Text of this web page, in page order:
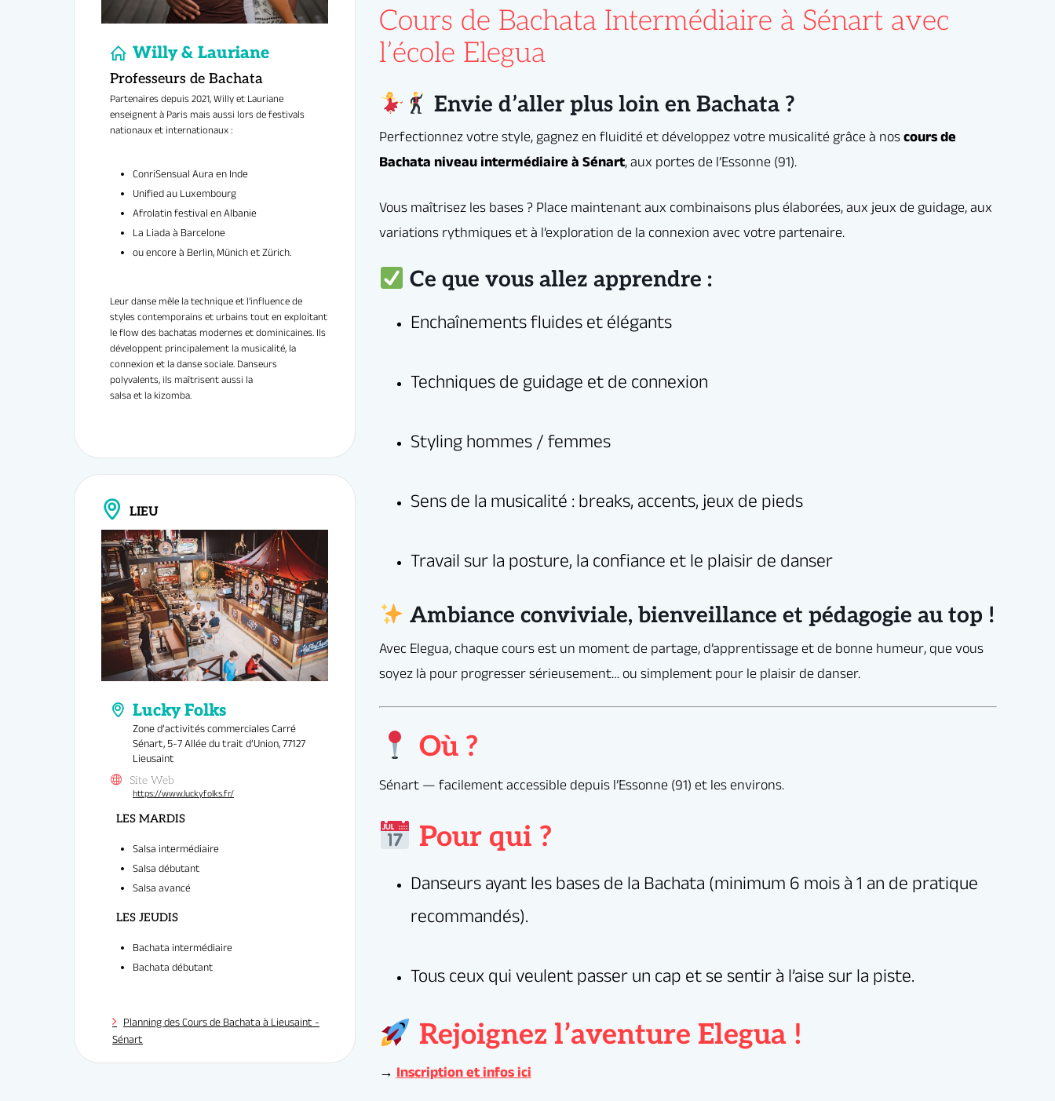
Professeurs de Bachata
enseignent à Paris mais aussi lors de festivals
nationaux et internationaux :
ConriSensual Aura en Inde
Unified au Luxembourg
Afrolatin festival en Albanie
La Liada à Barcelone
Leur danse mêle la technique et l’influence de
styles contemporains et urbains tout en exploitant
LIEU
Zone d’activités commerciales Carré
Sénart, 5-7 Allée du trait d’Union, 77127
Lieusaint
Site Web
https://www.luckyfolks.fr/
Salsa intermédiaire
Salsa avancé
Planning des Cours de Bachata à Lieusaint -
Sénart
Cours de Bachata Intermédiaire à Sénart avec
l’école Elegua
Envie d’aller plus loin en Bachata ?
variations rythmiques et à l’exploration de la connexion avec votre partenaire.
Ce que vous allez apprendre :
Travail sur la posture, la confiance et le plaisir de danser
Ambiance conviviale, bienveillance et pédagogie au top !
Avec Elegua, chaque cours est un moment de partage, d’apprentissage et de bonne humeur, que vous
soyez là pour progresser sérieusement… ou simplement pour le plaisir de danser.
Où ?
Pour qui ?
Danseurs ayant les bases de la Bachata (minimum 6 mois à 1 an de pratique
Tous ceux qui veulent passer un cap et se sentir à l’aise sur la piste.
Rejoignez l’aventure Elegua !
→Inscription et infos ici
Réserver un cours d’essai gratuit
Petits groupes pour progresser vite
Une communauté chaleureuse et passionnée
On vous attend nombreux pour partager notre passion de la Bachata !